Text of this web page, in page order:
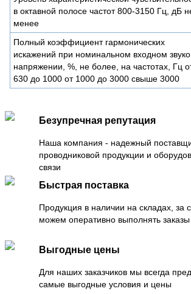
в октавной полосе частот 800-3150 Гц, дБ
менее
Полный коэффициент гармонических
искажений при номинальном входном
напряжении, %, не более, на частотах, Гц
630 до 1000 от 1000 до 3000 свыше 3000
Безупречная репутация
Наша компания - надежный
проводниковой продукции и
связи
Быстрая поставка
Продукция в наличии на складах, за
можем оперативно выполнять заказы
Выгодные цены
Для наших заказчиков мы всегда
самые выгодные условия и цены